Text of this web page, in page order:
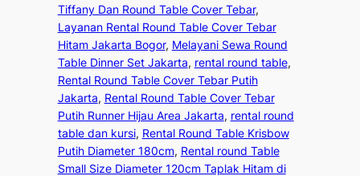
Tiffany Dan Round Table Cover Tebar
Layanan Rental Round Table Cover Tebar
Hitam Jakarta Bogor, Melayani Sewa Round
Table Dinner Set Jakarta, rental round table
Rental Round Table Cover Tebar Putih
Jakarta, Rental Round Table Cover Tebar
Putih Runner Hijau Area Jakarta, rental round
table dan kursi, Rental Round Table Krisbow
Putih Diameter 180cm, Rental round Table
Small Size Diameter 120cm Taplak Hitam di